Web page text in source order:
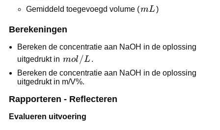
Gemiddeld toegevoegd volume (mL
mL)
Berekeningen
Bereken de concentratie aan NaOH in de oplossing
uitgedrukt in mol/L
mol /L.
Bereken de concentratie aan NaOH in de oplossing
uitgedrukt in m/V%.
Rapporteren - Reflecteren
Evalueren uitvoering